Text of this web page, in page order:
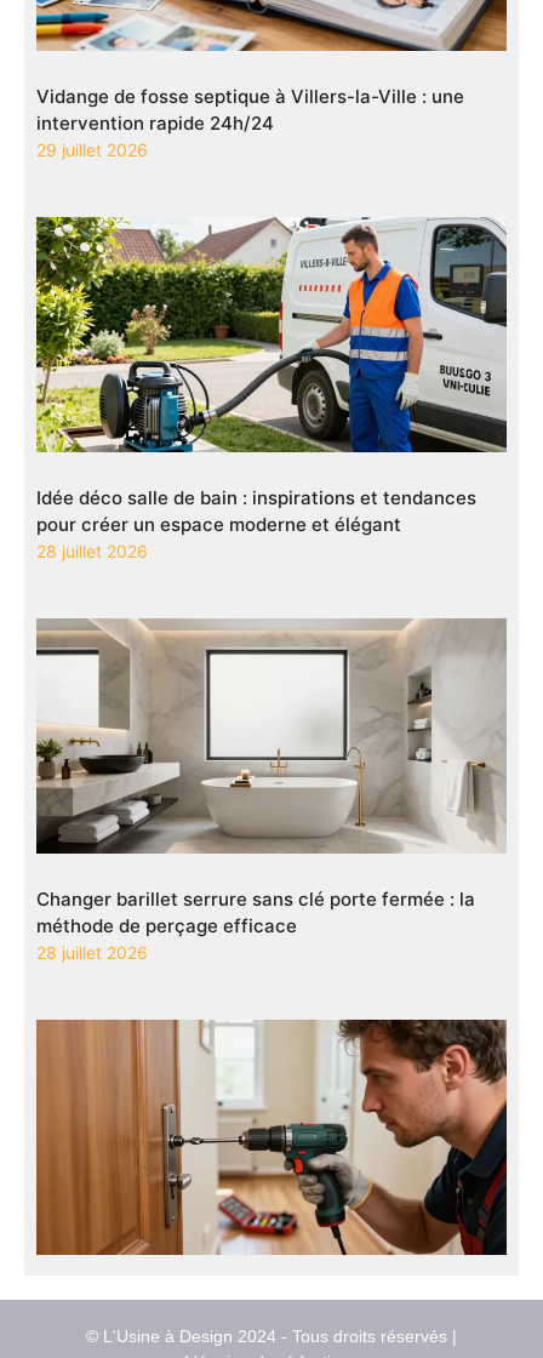
Vidange de fosse septique à Villers-la-Ville : une
intervention rapide 24h/24
29 juillet 2026
Idée déco salle de bain : inspirations et tendances
pour créer un espace moderne et élégant
28 juillet 2026
Changer barillet serrure sans clé porte fermée : la
méthode de perçage efficace
28 juillet 2026
© L'Usine à Design 2024 - Tous droits réservés |